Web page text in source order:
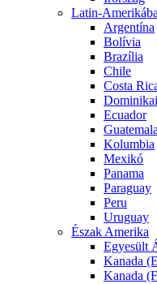
Latin-
Argentína
Bolívia
Brazília
Chile
Costa
Ecuador
Guatemala
Kolumbia
Mexikó
Panama
Paraguay
Peru
Uruguay
Észak Amerika
Egyesült
Kanada
Kanada